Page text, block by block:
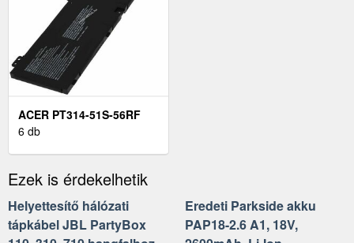
ACER PT314-51S-56RF
LAPTOP AKKU
6 db
Ezek is érdekelhetik
Helyettesítő hálózati
tápkábel JBL PartyBox
Eredeti Parkside akku
PAP18-2.6 A1, 18V,